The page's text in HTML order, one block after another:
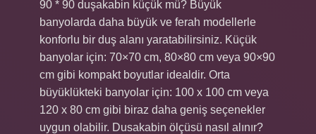
90 * 90 duşakabin küçük mü? Büyük
banyolarda daha büyük ve ferah modellerle
konforlu bir duş alanı yaratabilirsiniz. Küçük
banyolar için: 70×70 cm, 80×80 cm veya 90×90
cm gibi kompakt boyutlar idealdir. Orta
büyüklükteki banyolar için: 100 x 100 cm veya
120 x 80 cm gibi biraz daha geniş seçenekler
uygun olabilir. Dusakabin ölçüsü nasıl alınır?